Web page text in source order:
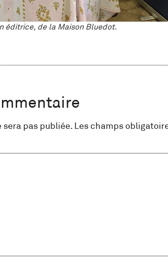
éditrice, de la Maison Bluedot.
pas publiée. Les champs